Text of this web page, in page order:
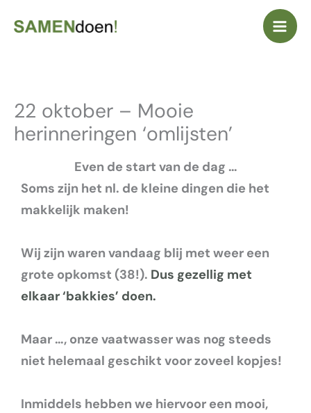
naar
22 oktober – Mooie
herinneringen ‘omlijsten’
Even de start van de dag …
Soms zijn het nl. de kleine dingen die het
makkelijk maken!
Wij zijn waren vandaag blij met weer een
grote opkomst (38!). Dus gezellig met
elkaar ‘bakkies’ doen.
Maar …, onze vaatwasser was nog steeds
niet helemaal geschikt voor zoveel kopjes!
Inmiddels hebben we hiervoor een mooi,